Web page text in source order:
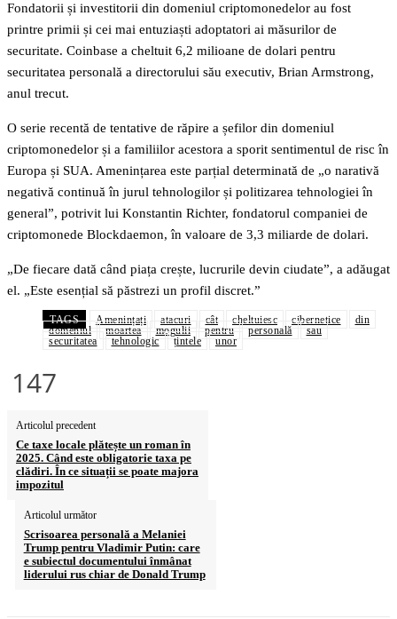
Fondatorii și investitorii din domeniul criptomonedelor au fost
printre primii și cei mai entuziaști adoptatori ai măsurilor de
securitate. Coinbase a cheltuit 6,2 milioane de dolari pentru
securitatea personală a directorului său executiv, Brian Armstrong,
anul trecut.
O serie recentă de tentative de răpire a șefilor din domeniul
criptomonedelor și a familiilor acestora a sporit sentimentul de risc în
Europa și SUA. Amenințarea este parțial determinată de „o narativă
negativă continuă în jurul tehnologilor și politizarea tehnologiei în
general”, potrivit lui Konstantin Richter, fondatorul companiei de
criptomonede Blockdaemon, în valoare de 3,3 miliarde de dolari.
„De fiecare dată când piața crește, lucrurile devin ciudate”, a adăugat
el. „Este esențial să păstrezi un profil discret.”
TAGS Amenințați atacuri cât cheltuiesc cibernetice
din
domeniul
moartea mogulii pentru personală
sau
securitatea
tehnologic țintele unor
147
Articolul precedent
Ce taxe locale plătește un roman în
2025. Când este obligatorie taxa pe
clădiri. În ce situații se poate majora
impozitul
Articolul următor
Scrisoarea personală a Melaniei
Trump pentru Vladimir Putin: care
e subiectul documentului înmânat
liderului rus chiar de Donald Trump